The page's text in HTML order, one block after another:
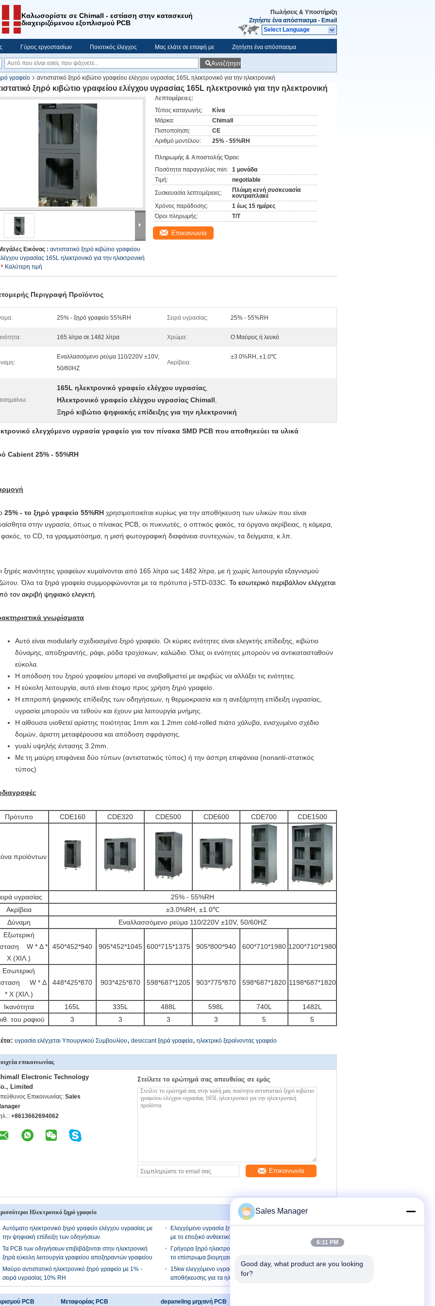
Καλωσορίστε σε Chimall - εστίαση στην κατασκευή
διαχειριζόμενου εξοπλισμού PCB
Πωλήσεις & Υποστήριξη
Ζητήστε ένα απόσπασμα - Email
Select Language
Γύρος εργοστασίων Ποιοτικός έλεγχος Μας ελάτε σε επαφή με Ζητήστε ένα απόσπασμα
Αναζήτηση
γραφείο
αντιστατικό ξηρό κιβώτιο γραφείου ελέγχου υγρασίας 165L ηλεκτρονικό για την ηλεκτρονική
ξηρό κιβώτιο γραφείου ελέγχου υγρασίας 165L ηλεκτρονικό για την ηλεκτρονική
Εικόνας : αντιστατικό ξηρό κιβώτιο γραφείου
υγρασίας 165L ηλεκτρονικό για την ηλεκτρονική
Καλύτερη τιμή
Λεπτομέρειες:
Τόπος καταγωγής:
Κίνα
Μάρκα:
Chimall
Πιστοποίηση:
CE
Αριθμό μοντέλου:
25% - 55%RH
Πληρωμής & Αποστολής Όροι:
Ποσότητα παραγγελίας min: 1 μονάδα
Τιμή:
negotiable
Συσκευασία λεπτομέρειες:
Πλόιμη κενή συσκευασία
κοντραπλακέ
Χρόνος παράδοσης:
1 έως 15 ημέρες
Όροι πληρωμής:
T/T
Επικοινωνία
Περιγραφή Προϊόντος
25% - ξηρό γραφείο 55%RH Σειρά υγρασίας: 25% - 55%RH
165 λίτρα σε 1482 λίτρα Χρώμα: Ο Μαύρος ή λευκό
Εναλλασσόμενο ρεύμα 110/220V ±10V,
50/60HZ
Ακρίβεια:
±3.0%RH, ±1.0℃
165L ηλεκτρονικό γραφείο ελέγχου υγρασίας,
Ηλεκτρονικό γραφείο ελέγχου υγρασίας Chimall,
Ξηρό κιβώτιο ψηφιακής επίδειξης για την ηλεκτρονική
ελεγχόμενο υγρασία γραφείο για τον πίνακα SMD PCB που αποθηκεύει τα υλικά
Cabient 25% - 55%RH
25% - το ξηρό γραφείο 55%RH χρησιμοποιείται κυρίως για την αποθήκευση των υλικών που είναι
στην υγρασία, όπως ο πίνακας PCB, οι πυκνωτές, ο οπτικός φακός, τα όργανα ακρίβειας, η κάμερα,
το CD, τα γραμματόσημα, η μισή φωτογραφική διαφάνεια συντεχνιών, τα δείγματα, κ.λπ.
ξηρές ικανότητες γραφείων κυμαίνονται από 165 λίτρα ως 1482 λίτρα, με ή χωρίς λειτουργία εξαγνισμού
Όλα τα ξηρά γραφεία συμμορφώνονται με τα πρότυπα j-STD-033C. Το εσωτερικό περιβάλλον ελέγχεται
τον ακριβή ψηφιακό ελεγκτή.
γνωρίσματα
Αυτό είναι modularly σχεδιασμένο ξηρό γραφείο. Οι κύριες ενότητες είναι ελεγκτής επίδειξης, κιβώτιο
δύναμης, αποξηραντής, ράφι, ρόδα τροχίσκων, καλώδιο. Όλες οι ενότητες μπορούν να αντικατασταθούν
εύκολα.
Η απόδοση του ξηρού γραφείου μπορεί να αναβαθμιστεί με ακριβώς να αλλάξει τις ενότητες.
Η εύκολη λειτουργία, αυτό είναι έτοιμο προς χρήση ξηρό γραφείο.
Η επιτροπή ψηφιακής επίδειξης των οδηγήσεων, η θερμοκρασία και η ανεξάρτητη επίδειξη υγρασίας,
υγρασία μπορούν να τεθούν και έχουν μια λειτουργία μνήμης.
Η αίθουσα υιοθετεί αρίστης ποιότητας 1mm και 1.2mm cold-rolled πιάτο χάλυβα, ενισχυμένο σχέδιο
δομών, άριστη μεταφέρουσα και απόδοση σφράγισης.
γυαλί υψηλής έντασης 3.2mm.
Με τη μαύρη επιφάνεια δύο τύπων (αντιστατικός τύπος) ή την άσπρη επιφάνεια (nonanti-στατικός
τύπος)
Πρότυπο CDE160 CDE320 CDE500 CDE600 CDE700 CDE1500
προϊόντων
υγρασίας
25% - 55%RH
Ακρίβεια
±3.0%RH, ±1.0℃
Δύναμη
Εναλλασσόμενο ρεύμα 110/220V ±10V, 50/60HZ
Εξωτερική
W * Δ *
Χ (ΧΙΛ.)
450*452*940 905*452*1045 600*715*1375 905*800*940 600*710*1980 1200*710*1980
Εσωτερική
W * Δ
* Χ (ΧΙΛ.)
448*425*870 903*425*870 598*687*1205 903*775*870 598*687*1820 1198*687*1820
Ικανότητα 165L 335L 488L 598L 740L
1482L
του ραφιού
3 3 3 3 5 5
υγρασία ελέγχεται Υπουργικού Συμβουλίου, desiccant ξηρά γραφεία, ηλεκτρικό ξεραίνοντας γραφείο
επικοινωνίας
Electronic Technology
Limited
Επικοινωνίας: Sales
+8613662694062
Στείλετε το ερώτημά σας απευθείας σε εμάς
Επικοινωνία
Ηλεκτρονικό ξηρό γραφείο
Αυτόματο ηλεκτρονικό ξηρό γραφείο ελέγχου υγρασίας με
την ψηφιακή επίδειξη των οδηγήσεων
Ελεγχόμενο υγρασία ξηρό γραφείο γραφείου αποθήκευσης
με το εποξικό ανθεκτικό χρώμα γρατσουνιών
Τα PCB των οδηγήσεων επιβιβάζονται στην ηλεκτρονική
ξηρά εύκολη λειτουργία γραφείου αποξηραντών γραφείου
Γρήγορα ξηρό ηλεκτρονικό γραφείο ελέγχου υγρασίας για
το επίστρωμα βιομηχανίας ESD
Μαύρο αντιστατικό ηλεκτρονικό ξηρό γραφείο με 1% -
σειρά υγρασίας 10% RH
15kw ελεγχόμενο υγρασία ξηρό γραφείο κιβωτίων
αποθήκευσης για τα ηλεκτρονικά συστατικά
PCB Μεταφορέας PCB depaneling μηχανή PCB
Sales Manager
6:11 PM
Good day, what product are you looking
for?